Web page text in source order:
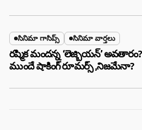
సినిమా గాసిప్స్ సినిమా వార్తలు
రష్మిక మందన్న ‘లెజ్బియన్’
ముందే షాకింగ్ రూమర్స్ ,నిజమేనా?